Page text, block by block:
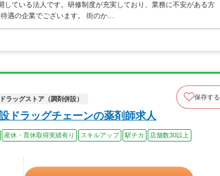
ている法人です。研修制度が充実しており、業務に不安がある方
遇の企業でございます。 街のか…
ドラッグストア（調剤併設） 保存する
ドラッグチェーンの薬剤師求人
産休・育休取得実績有り スキルアップ 駅チカ
店舗数30以上